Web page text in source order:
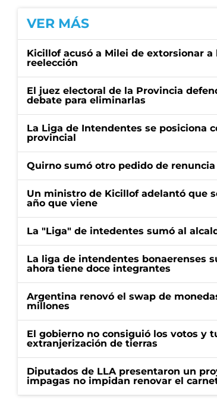
VER MÁS
Kicillof acusó a Milei de extorsionar
reelección
El juez electoral de la Provincia
debate para eliminarlas
La Liga de Intendentes se posiciona
provincial
Quirno sumó otro pedido de
Un ministro de Kicillof adelantó que
año que viene
La "Liga" de intedentes sumó al
La liga de intendentes bonaerenses
ahora tiene doce integrantes
Argentina renovó el swap de
millones
El gobierno no consiguió los votos y
extranjerización de tierras
Diputados de LLA presentaron un
impagas no impidan renovar el